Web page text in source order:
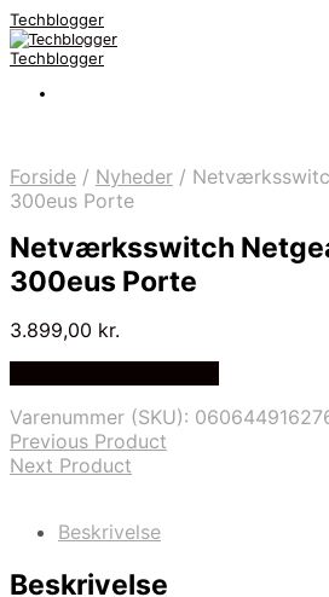
Techblogger
Techblogger
Forside / Nyheder /
300eus Porte
Netværksswitch
300eus Porte
3.899,00 kr.
Varenummer (SKU):
Previous Product
Next Product
Beskrivelse
Beskrivelse